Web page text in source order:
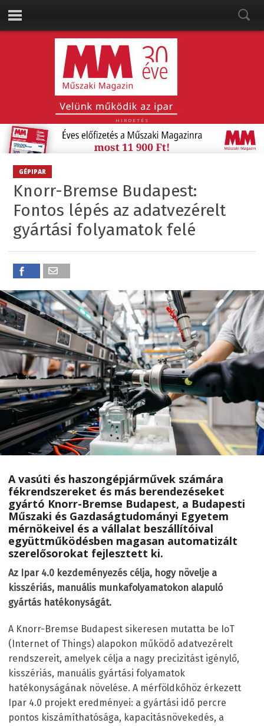
HIRDETÉS
GÉPIPAR
Knorr-Bremse Budapest:
Fontos lépés az adatvezérelt
gyártási folyamatok felé
A vasúti és haszongépjárművek számára
fékrendszereket és más berendezéseket
gyártó Knorr-Bremse Budapest, a Budapesti
Műszaki és Gazdaságtudományi Egyetem
mérnökeivel és a vállalat beszállítóival
együttműködésben magasan automatizált
szerelősorokat fejlesztett ki.
Az Ipar 4.0 kezdeményezés célja, hogy növelje a
kisszériás, manuális munkafolyamatokon alapuló
gyártás hatékonyságát.
A Knorr-Bremse Budapest sikeresen mutatta be IoT
(Internet of Things) alapokon működő adatvezérelt
rendszereit, amelyek célja a nagy precizitást igénylő,
kisszériás, manuális gyártási folyamatok
hatékonyságának növelése. A mérföldkőhöz érkezett
Ipar 4.0 projekt eredményei: a gyártási idő percre
pontos kiszámíthatósága, kapacitásnövekedés, a